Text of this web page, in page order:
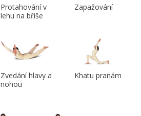
Protahování v
lehu na břiše
Zapažování
Zvedání hlavy a
nohou
Khatu pranám